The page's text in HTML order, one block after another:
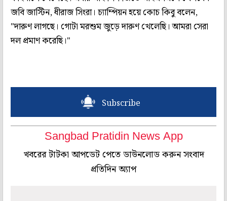
জবি জাস্টিন, ধীরাজ সিংরা। চ্যাম্পিয়ন হয়ে কোচ কিবু বলেন,
"দারুণ লাগছে। গোটা মরশুম জুড়ে দারুণ খেলেছি। আমরা সেরা
দল প্রমাণ করেছি।"
Subscribe
Sangbad Pratidin News App
খবরের টাটকা আপডেট পেতে ডাউনলোড করুন সংবাদ
প্রতিদিন অ্যাপ